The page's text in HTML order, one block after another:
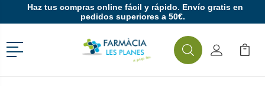
Haz tus compras online fácil y rápido. Envío gratis en
pedidos superiores a 50€.
Menú
BuscarMi Cuenta
Mi